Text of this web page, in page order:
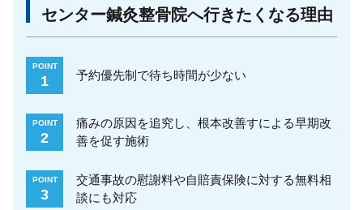
センター鍼灸整骨院へ行きたくなる理由
POINT
1 予約優先制で待ち時間が少ない
POINT
2
痛みの原因を追究し、根本改善すによる早期改
善を促す施術
POINT
3
交通事故の慰謝料や自賠責保険に対する無料相
談にも対応